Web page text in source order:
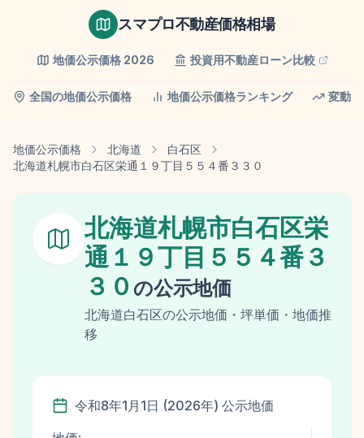
スマプロ不動産価格相場
地価公示価格 2026 投資用不動産ローン比較
全国の地価公示価格 地価公示価格ランキング 変動
地価公示価格 北海道
白石区
北海道札幌市白石区栄通１９丁目５５４番３３０
北海道札幌市白石区栄
通１９丁目５５４番３
３０ の公示地価
北海道白石区の公示地価 ・坪単価・地価推
移
令和8年1月1日 (2026年) 公示地価